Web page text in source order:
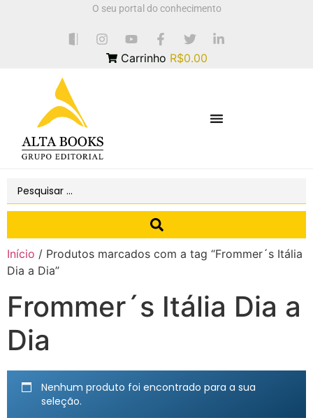
O seu portal do conhecimento
Carrinho R$0.00
Início / Produtos marcados com a tag “Frommer´s Itália
Dia a Dia”
Frommer´s Itália Dia a
Dia
Nenhum produto foi encontrado para a sua
seleção.